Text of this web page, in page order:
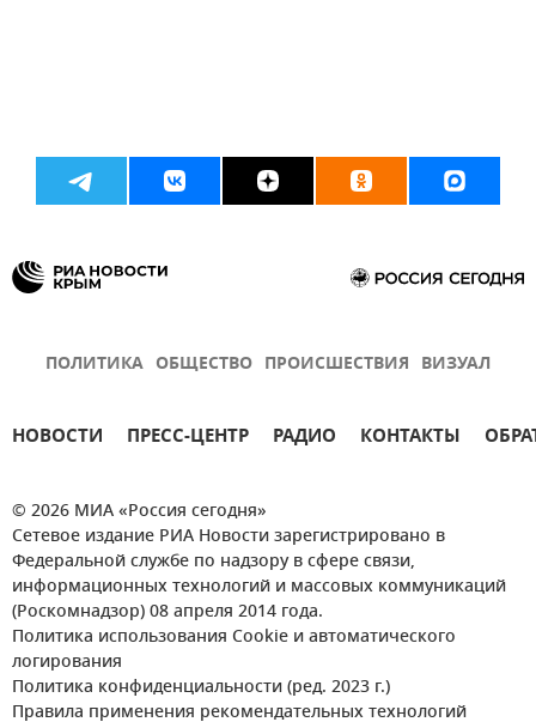
ПОЛИТИКА ОБЩЕСТВО ПРОИСШЕСТВИЯ ВИЗУАЛ
НОВОСТИ ПРЕСС-ЦЕНТР РАДИО КОНТАКТЫ
© 2026 МИА «Россия сегодня»
Сетевое издание РИА Новости зарегистрировано в
Федеральной службе по надзору в сфере связи,
информационных технологий и массовых коммуникаций
(Роскомнадзор) 08 апреля 2014 года.
Политика использования Cookie и автоматического
логирования
Политика конфиденциальности (ред. 2023 г.)
Правила применения рекомендательных технологий